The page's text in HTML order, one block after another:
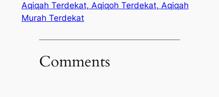
Aqiqah Terdekat, Aqiqoh Terdekat, Aqiqah
Murah Terdekat
Comments